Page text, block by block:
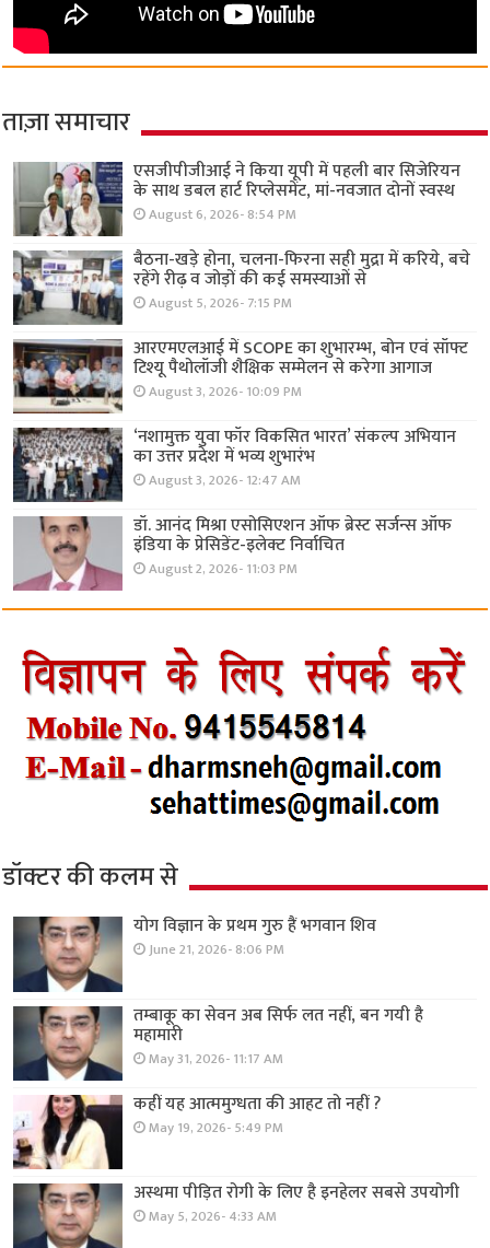
ताज़ा समाचार
एसजीपीजीआई ने किया यूपी में पहली बार सिजेरियन
के साथ डबल हार्ट रिप्लेसमेंट, मां-नवजात दोनों स्वस्थ
August 6, 2026- 8:54 PM
बैठना-खड़े होना, चलना-फिरना सही मुद्रा में करिये, बचे
रहेंगे रीढ़ व जोड़ों की कई समस्याओं से
August 5, 2026- 7:15 PM
आरएमएलआई में SCOPE का शुभारम्भ, बोन एवं सॉफ्ट
टिश्यू पैथोलॉजी शैक्षिक सम्मेलन से करेगा आगाज
August 3, 2026- 10:09 PM
‘नशामुक्त युवा फॉर विकसित भारत’ संकल्प अभियान
का उत्तर प्रदेश में भव्य शुभारंभ
August 3, 2026- 12:47 AM
डॉ. आनंद मिश्रा एसोसिएशन ऑफ ब्रेस्ट सर्जन्स ऑफ
इंडिया के प्रेसिडेंट-इलेक्ट निर्वाचित
August 2, 2026- 11:03 PM
डॉक्टर की कलम से
योग विज्ञान के प्रथम गुरु हैं भगवान शिव
June 21, 2026- 8:06 PM
तम्बाकू का सेवन अब सिर्फ लत नहीं, बन गयी है
महामारी
May 31, 2026- 11:17 AM
कहीं यह आत्ममुग्धता की आहट तो नहीं ?
May 19, 2026- 5:49 PM
अस्थमा पीड़ित रोगी के लिए है इनहेलर सबसे उपयोगी
May 5, 2026- 4:33 AM